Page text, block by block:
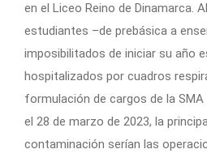
en el Liceo Reino de Dinamarca.
estudiantes –de prebásica a
imposibilitados de iniciar su año
hospitalizados por cuadros
formulación de cargos de la SMA
el 28 de marzo de 2023, la
contaminación serían las